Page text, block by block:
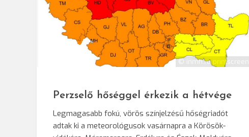
© inmh.ro printscreen
Perzselő hőséggel érkezik a hétvége
Legmagasabb fokú, vörös színjelzésű hőségriadót
adtak ki a meteorológusok vasárnapra a Körösök-